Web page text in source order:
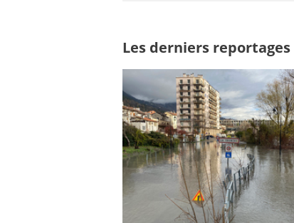
Les derniers